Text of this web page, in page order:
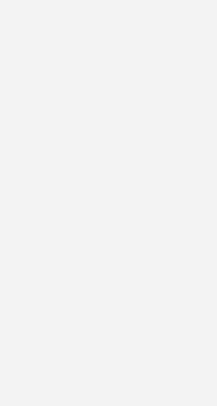
genommen und sich für
Auslegung kümmerte
& Hilgenfeldt, den
die Pfänder GmbH.